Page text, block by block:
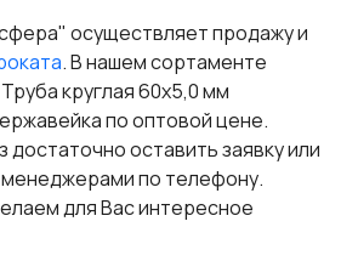
осуществляет продажу и
. В нашем сортаменте
круглая 60х5,0 мм
по оптовой цене.
достаточно оставить заявку или
по телефону.
для Вас интересное